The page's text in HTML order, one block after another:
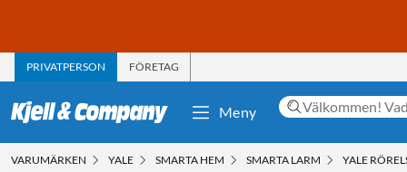
PRIVATPERSON FÖRETAG
Meny
VARUMÄRKEN YALE SMARTA HEM SMARTA LARM YALE